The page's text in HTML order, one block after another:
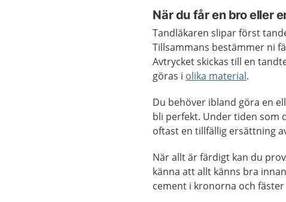
När du får en bro eller
Tandläkaren slipar först
Tillsammans bestämmer ni
Avtrycket skickas till en
göras i olika material.
Du behöver ibland göra en
bli perfekt. Under tiden som
oftast en tillfällig ersättning
När allt är färdigt kan du
känna att allt känns bra
cement i kronorna och